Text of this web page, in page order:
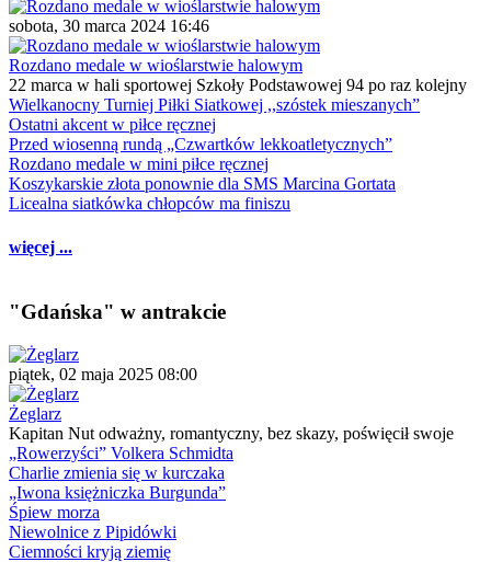
sobota, 30 marca 2024 16:46
Rozdano medale w wioślarstwie halowym
22 marca w hali sportowej Szkoły Podstawowej 94 po raz kolejny
Wielkanocny Turniej Piłki Siatkowej ,,szóstek mieszanych”
Ostatni akcent w piłce ręcznej
Przed wiosenną rundą „Czwartków lekkoatletycznych”
Rozdano medale w mini piłce ręcznej
Koszykarskie złota ponownie dla SMS Marcina Gortata
Licealna siatkówka chłopców ma finiszu
więcej ...
"Gdańska" w antrakcie
piątek, 02 maja 2025 08:00
Żeglarz
Kapitan Nut odważny, romantyczny, bez skazy, poświęcił swoje
„Rowerzyści” Volkera Schmidta
Charlie zmienia się w kurczaka
„Iwona księżniczka Burgunda”
Śpiew morza
Niewolnice z Pipidówki
Ciemności kryją ziemię